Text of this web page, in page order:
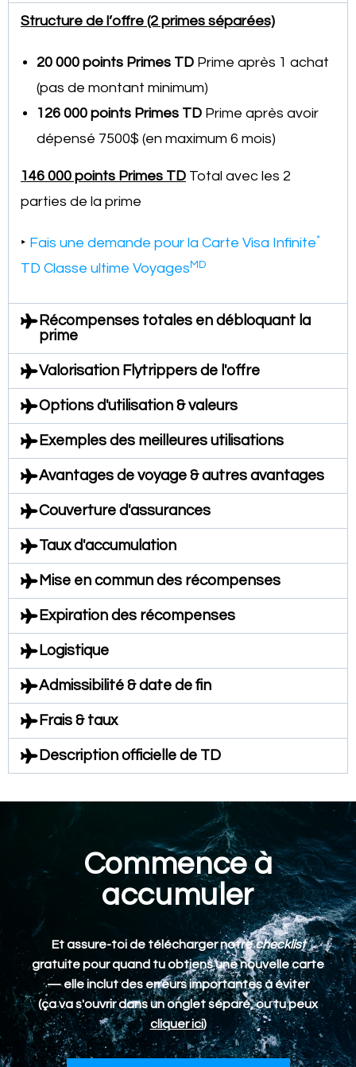
Structure de l’offre (2 primes séparées)
20 000 points Primes TD Prime après 1 achat
(pas de montant minimum)
126 000 points Primes TD Prime après avoir
dépensé 7500$ (en maximum 6 mois)
146 000 points Primes TD Total avec les 2
parties de la prime
‣ Fais une demande pour la Carte Visa Infinite*
TD Classe ultime VoyagesMD
Récompenses totales en débloquant la
prime
Valorisation Flytrippers de l'offre
Options d'utilisation & valeurs
Exemples des meilleures utilisations
Avantages de voyage & autres avantages
Couverture d'assurances
Taux d'accumulation
Mise en commun des récompenses
Expiration des récompenses
Logistique
Admissibilité & date de fin
Frais & taux
Description officielle de TD
Commence à
accumuler
Et assure-toi de télécharger notrechecklist
gratuite pour quand tu obtiens une nouvelle carte
— elle inclut des erreurs importantes à éviter
(ça va s'ouvrir dans un onglet séparé, ou tu peux
cliquer ici)